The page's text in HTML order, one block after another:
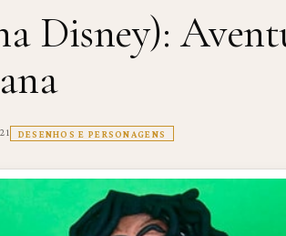
Disney):
DESENHOS E PERSONAGENS